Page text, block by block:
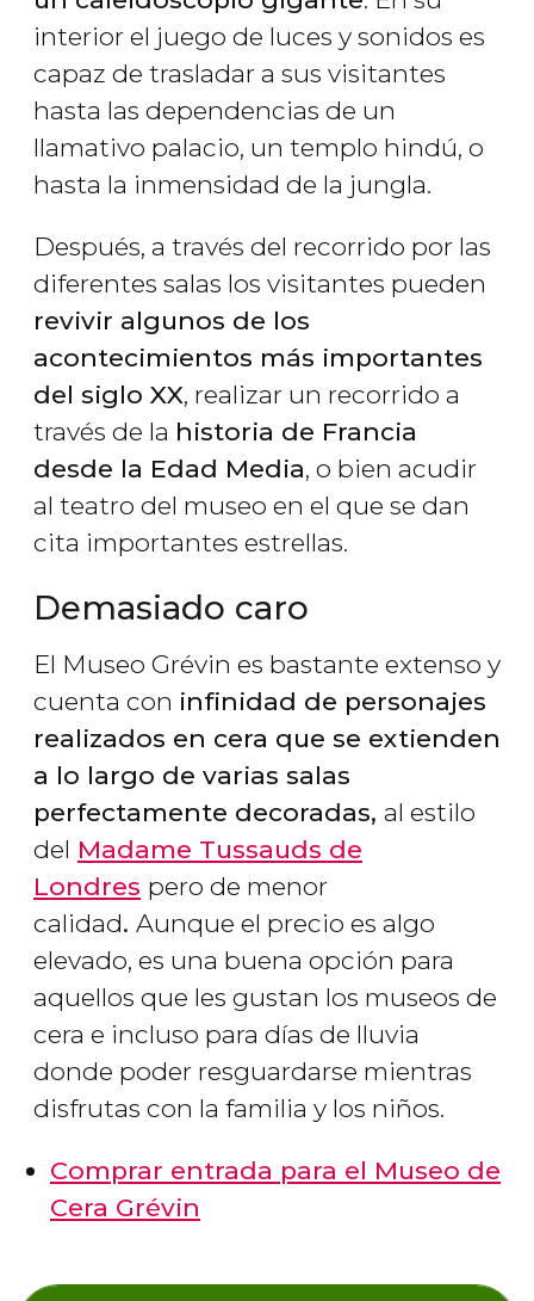
interior el juego de luces y sonidos es
capaz de trasladar a sus visitantes
hasta las dependencias de un
llamativo palacio, un templo hindú, o
hasta la inmensidad de la jungla.
Después, a través del recorrido por las
diferentes salas los visitantes pueden
revivir algunos de los
acontecimientos más importantes
del siglo XX, realizar un recorrido a
través de la historia de Francia
desde la Edad Media, o bien acudir
al teatro del museo en el que se dan
cita importantes estrellas.
Demasiado caro
El Museo Grévin es bastante extenso y
cuenta con infinidad de personajes
realizados en cera que se extienden
a lo largo de varias salas
perfectamente decoradas, al estilo
del Madame Tussauds de
Londres pero de menor
calidad. Aunque el precio es algo
elevado, es una buena opción para
aquellos que les gustan los museos de
cera e incluso para días de lluvia
donde poder resguardarse mientras
disfrutas con la familia y los niños.
Comprar entrada para el Museo de
Cera Grévin